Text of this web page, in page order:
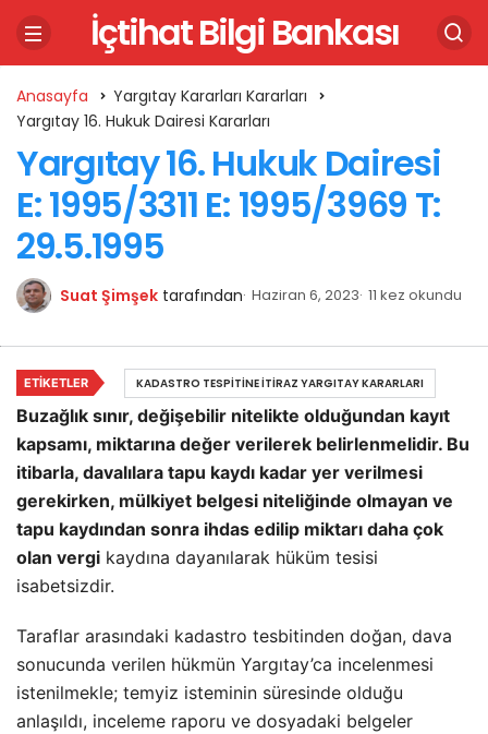
İçtihat Bilgi Bankası
Anasayfa
Yargıtay Kararları Kararları
Yargıtay 16. Hukuk Dairesi Kararları
Yargıtay 16. Hukuk Dairesi
E: 1995/3311 E: 1995/3969 T:
29.5.1995
Suat Şimşek tarafından Haziran 6, 2023 11 kez okundu
Buzağlık sınır, değişebilir nitelikte olduğundan kayıt
kapsamı, miktarına değer verilerek belirlenmelidir. Bu
itibarla, davalılara tapu kaydı kadar yer verilmesi
gerekirken, mülkiyet belgesi niteliğinde olmayan ve
tapu kaydından sonra ihdas edilip miktarı daha çok
olan vergi kaydına dayanılarak hüküm tesisi
isabetsizdir.
Taraflar arasındaki kadastro tesbitinden doğan, dava
sonucunda verilen hükmün Yargıtay’ca incelenmesi
istenilmekle; temyiz isteminin süresinde olduğu
anlaşıldı, inceleme raporu ve dosyadaki belgeler
ETIKETLER KADASTRO TESPITINE İTIRAZ YARGITAY KARARLARI